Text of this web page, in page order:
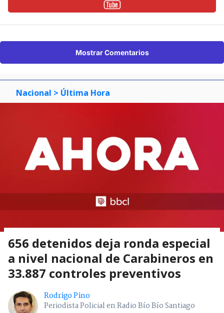
Mostrar Comentarios
Nacional > Última Hora
656 detenidos deja ronda especial
a nivel nacional de Carabineros en
33.887 controles preventivos
Rodrigo Pino
Periodista Policial en Radio Bío Bío Santiago